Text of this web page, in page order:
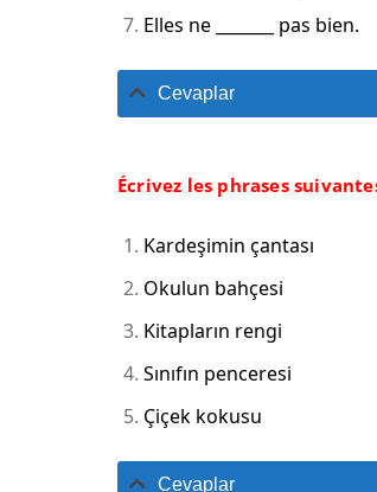
Elles ne _______ pas bien.
Cevaplar
Écrivez les phrases
Kardeşimin çantası
Okulun bahçesi
Kitapların rengi
Sınıfın penceresi
Çiçek kokusu
Cevaplar